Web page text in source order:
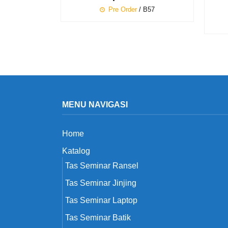
Pre Order/ B57
MENU NAVIGASI
Home
Katalog
Tas Seminar Ransel
Tas Seminar Jinjing
Tas Seminar Laptop
Tas Seminar Batik